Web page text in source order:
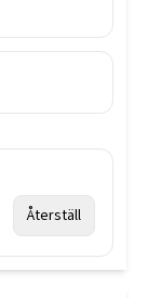
Återställ